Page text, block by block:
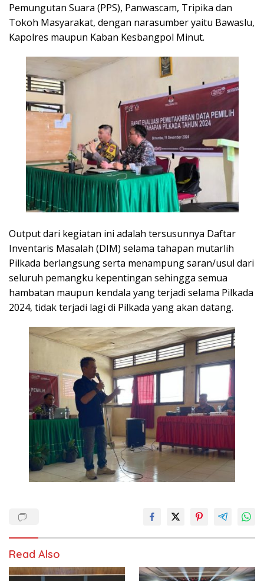
Pemungutan Suara (PPS), Panwascam, Tripika dan
Tokoh Masyarakat, dengan narasumber yaitu Bawaslu,
Kapolres maupun Kaban Kesbangpol Minut.
Output dari kegiatan ini adalah tersusunnya Daftar
Inventaris Masalah (DIM) selama tahapan mutarlih
Pilkada berlangsung serta menampung saran/usul dari
seluruh pemangku kepentingan sehingga semua
hambatan maupun kendala yang terjadi selama Pilkada
2024, tidak terjadi lagi di Pilkada yang akan datang.
Read Also